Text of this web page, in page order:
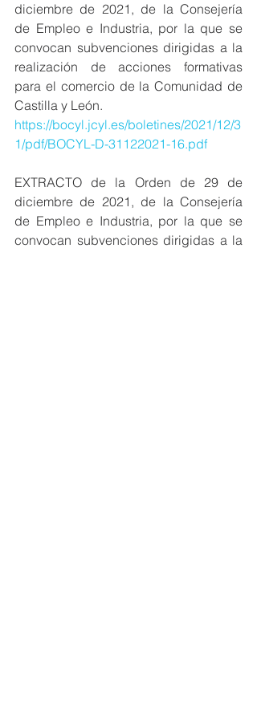
diciembre de 2021, de la Consejería
de Empleo e Industria, por la que se
convocan subvenciones dirigidas a la
realización de acciones formativas
para el comercio de la Comunidad de
Castilla y León.
https://bocyl.jcyl.es/boletines/2021/12/3
1/pdf/BOCYL-D-31122021-16.pdf
EXTRACTO de la Orden de 29 de
diciembre de 2021, de la Consejería
de Empleo e Industria, por la que se
convocan subvenciones dirigidas a la